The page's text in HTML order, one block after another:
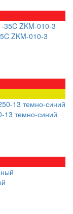
ZKM-010-3
13 темно-синий